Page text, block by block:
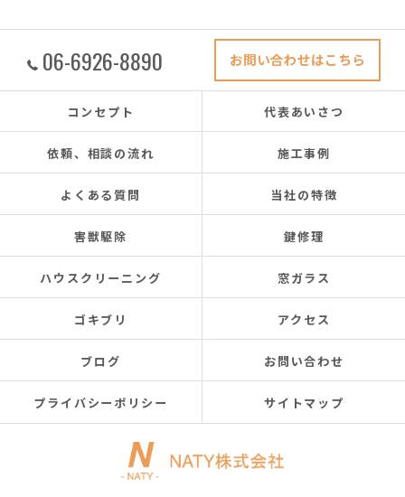
06-6926-8890 お問い合わせはこちら
コンセプト 代表あいさつ
依頼、相談の流れ 施工事例
よくある質問 当社の特徴
害獣駆除 鍵修理
ハウスクリーニング 窓ガラス
ゴキブリ アクセス
ブログ お問い合わせ
プライバシーポリシー サイトマップ